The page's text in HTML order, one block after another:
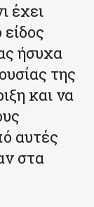
έχει
ήσυχα
της
και να
αυτές
στα